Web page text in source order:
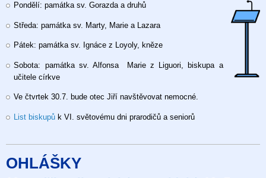
neděle
v
26.7.2026
Pondělí: památka sv. Gorazda a druhů
Středa: památka sv. Marty, Marie a Lazara
Pátek: památka sv. Ignáce z Loyoly, kněze
Sobota: památka sv. Alfonsa Marie z Liguori, biskupa a
učitele církve
Ve čtvrtek 30.7. bude otec Jiří navštěvovat nemocné.
List biskupů k VI. světovému dni prarodičů a seniorů
OHLÁŠKY